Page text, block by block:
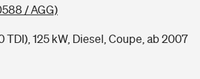
/ AGG)
TDI), 125 kW, Diesel, Coupe, ab 2007